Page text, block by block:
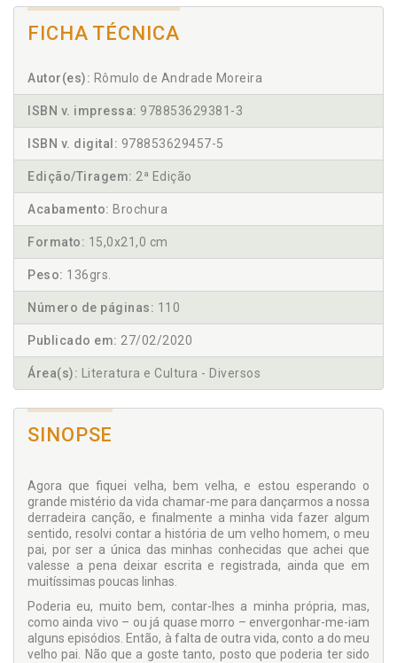
FICHA TÉCNICA
Autor(es): Rômulo de Andrade Moreira
ISBN v. impressa: 978853629381-3
ISBN v. digital: 978853629457-5
Edição/Tiragem: 2ª Edição
Acabamento: Brochura
Formato: 15,0x21,0 cm
Peso: 136grs.
Número de páginas: 110
Publicado em: 27/02/2020
Área(s): Literatura e Cultura - Diversos
SINOPSE
Agora que fiquei velha, bem velha, e estou esperando o
grande mistério da vida chamar-me para dançarmos a nossa
derradeira canção, e finalmente a minha vida fazer algum
sentido, resolvi contar a história de um velho homem, o meu
pai, por ser a única das minhas conhecidas que achei que
valesse a pena deixar escrita e registrada, ainda que em
muitíssimas poucas linhas.
Poderia eu, muito bem, contar-lhes a minha própria, mas,
como ainda vivo – ou já quase morro – envergonhar-me-iam
alguns episódios. Então, à falta de outra vida, conto a do meu
velho pai. Não que a goste tanto, posto que poderia ter sido